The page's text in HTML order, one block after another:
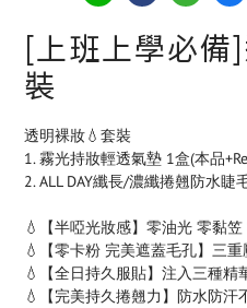
[上班上學必備
裝
透明裸妝💧套裝
1. 霧光持妝輕透氣墊 1盒(本品
2. ALL DAY纖長/濃纖捲翹防水睫
💧【半啞光妝感】零油光 零黏
💧【零卡粉 完美遮蓋毛孔】三
💧【全日持久服貼】注入三種精
💧【完美持久捲翹力】防水防汗